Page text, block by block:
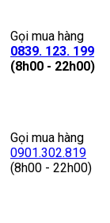
Gọi mua hàng
0839. 123. 199
(8h00 - 22h00)
Gọi mua hàng
0901.302.819
(8h00 - 22h00)